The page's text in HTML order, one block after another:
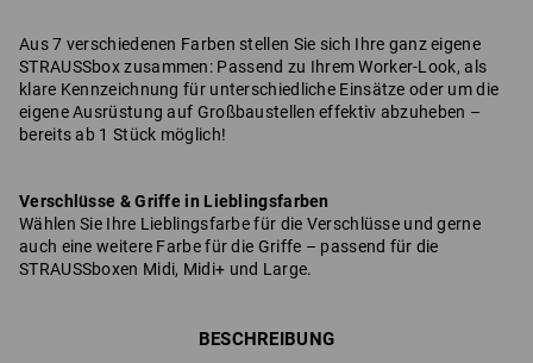
Aus 7 verschiedenen Farben stellen Sie sich Ihre ganz eigene
STRAUSSbox zusammen: Passend zu Ihrem Worker-Look, als
klare Kennzeichnung für unterschiedliche Einsätze oder um die
eigene Ausrüstung auf Großbaustellen effektiv abzuheben –
bereits ab 1 Stück möglich!
Verschlüsse & Griffe in Lieblingsfarben
Wählen Sie Ihre Lieblingsfarbe für die Verschlüsse und gerne
auch eine weitere Farbe für die Griffe – passend für die
STRAUSSboxen Midi, Midi+ und Large.
BESCHREIBUNG